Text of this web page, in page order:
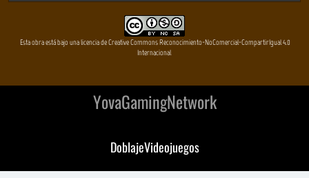
Esta obra está bajo una licencia de Creative Commons Reconocimiento-NoComercial-CompartirIgual 4.0
Internacional
YovaGamingNetwork
DoblajeVideojuegos